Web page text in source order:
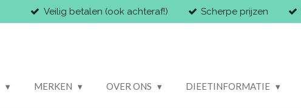
Veilig betalen (ook achteraf!) Scherpe prijzen
MERKEN OVER ONS DIEETINFORMATIE